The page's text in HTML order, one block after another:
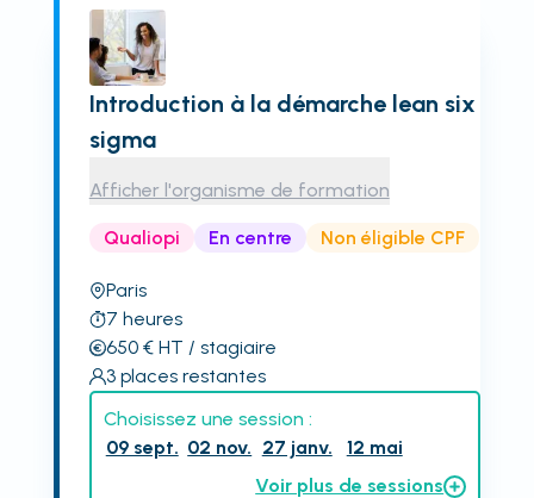
Introduction à la démarche lean six
sigma
Afficher l'organisme de formation
Qualiopi En centre Non éligible CPF
Paris
7 heures
650€ HT / stagiaire
3 places restantes
Choisissez une session :
09 sept. 02 nov. 27 janv.
12 mai
Voir plus de sessions